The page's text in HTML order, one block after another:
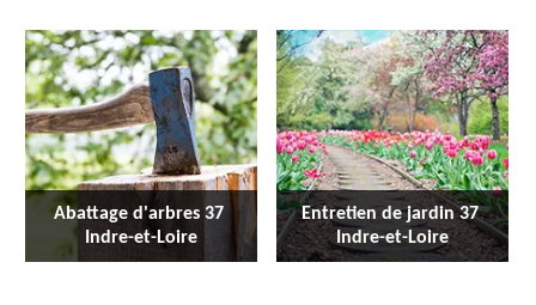
Abattage d'arbres 37
Indre-et-Loire
Entretien de jardin 37
Indre-et-Loire